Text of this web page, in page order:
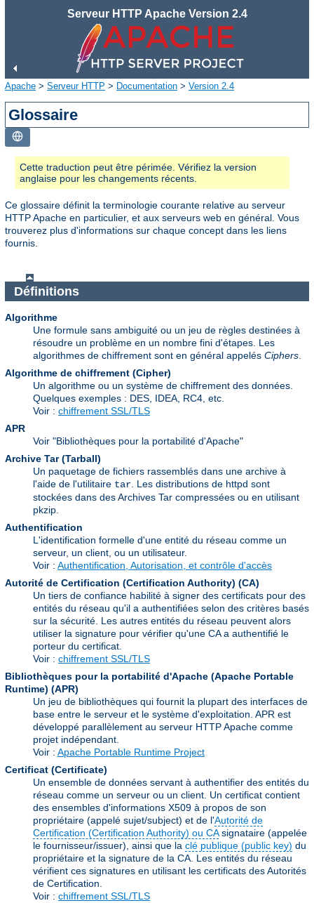
Serveur HTTP Apache Version 2.4
Apache > Serveur HTTP > Documentation > Version 2.4
Glossaire
Cette traduction peut être périmée. Vérifiez la version
anglaise pour les changements récents.
Ce glossaire définit la terminologie courante relative au serveur
HTTP Apache en particulier, et aux serveurs web en général. Vous
trouverez plus d'informations sur chaque concept dans les liens
fournis.
Définitions
Algorithme
Une formule sans ambiguité ou un jeu de règles destinées à
résoudre un problème en un nombre fini d'étapes. Les
algorithmes de chiffrement sont en général appelés Ciphers
Algorithme de chiffrement (Cipher)
Un algorithme ou un système de chiffrement des données.
Quelques exemples : DES, IDEA, RC4, etc.
Voir : chiffrement SSL/TLS
APR
Voir "Bibliothèques pour la portabilité d'Apache"
Archive Tar (Tarball)
Un paquetage de fichiers rassemblés dans une archive à
l'aide de l'utilitaire tar . Les distributions de httpd sont
stockées dans des Archives Tar compressées ou en utilisant
pkzip.
Authentification
L'identification formelle d'une entité du réseau comme un
serveur, un client, ou un utilisateur.
Voir : Authentification, Autorisation, et contrôle d'accès
Autorité de Certification (Certification Authority) (CA)
Un tiers de confiance habilité à signer des certificats pour des
entités du réseau qu'il a authentifiées selon des critères basés
sur la sécurité. Les autres entités du réseau peuvent alors
utiliser la signature pour vérifier qu'une CA a authentifié le
porteur du certificat.
Voir : chiffrement SSL/TLS
Bibliothèques pour la portabilité d'Apache (Apache Portable
Runtime) (APR)
Un jeu de bibliothèques qui fournit la plupart des interfaces de
base entre le serveur et le système d'exploitation. APR est
développé parallèlement au serveur HTTP Apache comme
projet indépendant.
Voir : Apache Portable Runtime Project
Certificat (Certificate)
Un ensemble de données servant à authentifier des entités du
réseau comme un serveur ou un client. Un certificat contient
des ensembles d'informations X509 à propos de son
propriétaire (appelé sujet/subject) et de l'Autorité de
Certification (Certification Authority) ou CAsignataire (appelée
le fournisseur/issuer), ainsi que la clé publique (public key) du
propriétaire et la signature de la CA. Les entités du réseau
vérifient ces signatures en utilisant les certificats des Autorités
de Certification.
Voir : chiffrement SSL/TLS